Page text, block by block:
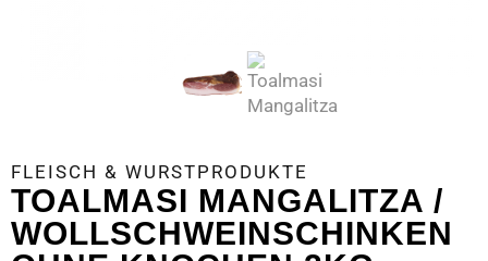
FLEISCH & WURSTPRODUKTE
TOALMASI MANGALITZA /
WOLLSCHWEINSCHINKEN